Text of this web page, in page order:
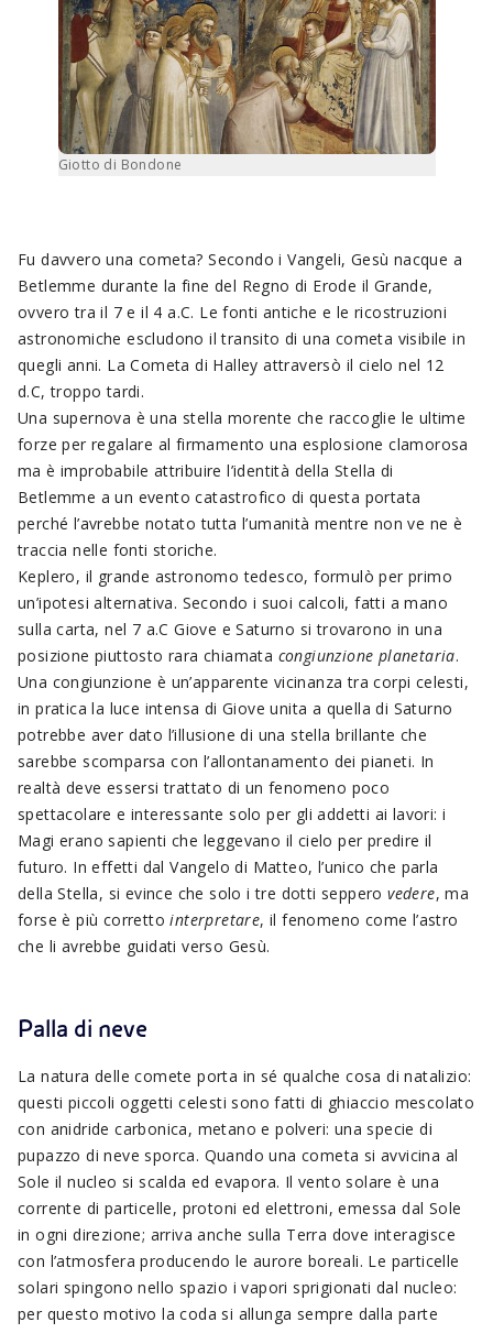
Giotto di Bondone
Fu davvero una cometa? Secondo i Vangeli, Gesù nacque a
Betlemme durante la fine del Regno di Erode il Grande,
ovvero tra il 7 e il 4 a.C. Le fonti antiche e le ricostruzioni
astronomiche escludono il transito di una cometa visibile in
quegli anni. La Cometa di Halley attraversò il cielo nel 12
d.C, troppo tardi.
Una supernova è una stella morente che raccoglie le ultime
forze per regalare al firmamento una esplosione clamorosa
ma è improbabile attribuire l’identità della Stella di
Betlemme a un evento catastrofico di questa portata
perché l’avrebbe notato tutta l’umanità mentre non ve ne è
traccia nelle fonti storiche.
Keplero, il grande astronomo tedesco, formulò per primo
un’ipotesi alternativa. Secondo i suoi calcoli, fatti a mano
sulla carta, nel 7 a.C Giove e Saturno si trovarono in una
posizione piuttosto rara chiamata congiunzione planetaria.
Una congiunzione è un’apparente vicinanza tra corpi celesti,
in pratica la luce intensa di Giove unita a quella di Saturno
potrebbe aver dato l’illusione di una stella brillante che
sarebbe scomparsa con l’allontanamento dei pianeti. In
realtà deve essersi trattato di un fenomeno poco
spettacolare e interessante solo per gli addetti ai lavori: i
Magi erano sapienti che leggevano il cielo per predire il
futuro. In effetti dal Vangelo di Matteo, l’unico che parla
della Stella, si evince che solo i tre dotti sepperovedere, ma
forse è più correttointerpretare, il fenomeno come l’astro
che li avrebbe guidati verso Gesù.
Palla di neve
La natura delle comete porta in sé qualche cosa di natalizio:
questi piccoli oggetti celesti sono fatti di ghiaccio mescolato
con anidride carbonica, metano e polveri: una specie di
pupazzo di neve sporca. Quando una cometa si avvicina al
Sole il nucleo si scalda ed evapora. Il vento solare è una
corrente di particelle, protoni ed elettroni, emessa dal Sole
in ogni direzione; arriva anche sulla Terra dove interagisce
con l’atmosfera producendo le aurore boreali. Le particelle
solari spingono nello spazio i vapori sprigionati dal nucleo:
per questo motivo la coda si allunga sempre dalla parte